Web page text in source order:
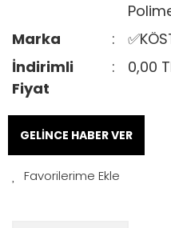
Marka
İndirimli
Fiyat
0,00
GELİNCE HABER VER